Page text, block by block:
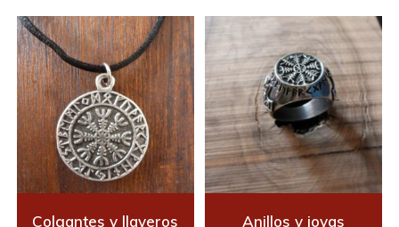
Colgantes y llaveros Anillos y joyas